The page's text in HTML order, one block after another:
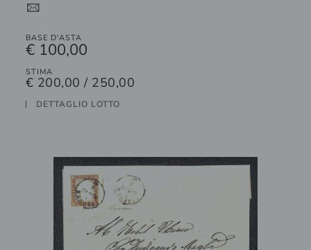
4
BASE D'ASTA
€ 100,00
STIMA
€ 200,00 / 250,00
DETTAGLIO LOTTO